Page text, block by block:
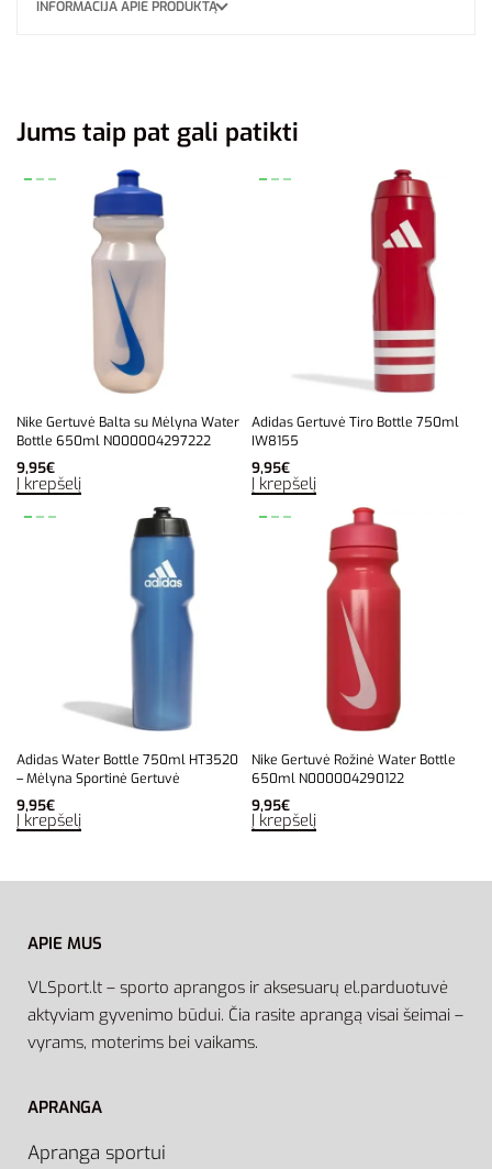
INFORMACIJA APIE PRODUKTĄ
Jums taip pat gali patikti
Nike Gertuvė Balta su Mėlyna Water
Bottle 650ml N000004297222
9,95€
Į krepšelį
Adidas Gertuvė Tiro Bottle 750ml
IW8155
9,95€
Į krepšelį
Adidas Water Bottle 750ml HT3520
– Mėlyna Sportinė Gertuvė
9,95€
Į krepšelį
Nike Gertuvė Rožinė Water Bottle
650ml N000004290122
9,95€
Į krepšelį
APIE MUS
VLSport.lt – sporto aprangos ir aksesuarų el.parduotuvė
aktyviam gyvenimo būdui. Čia rasite aprangą visai šeimai –
vyrams, moterims bei vaikams.
APRANGA
Apranga sportui